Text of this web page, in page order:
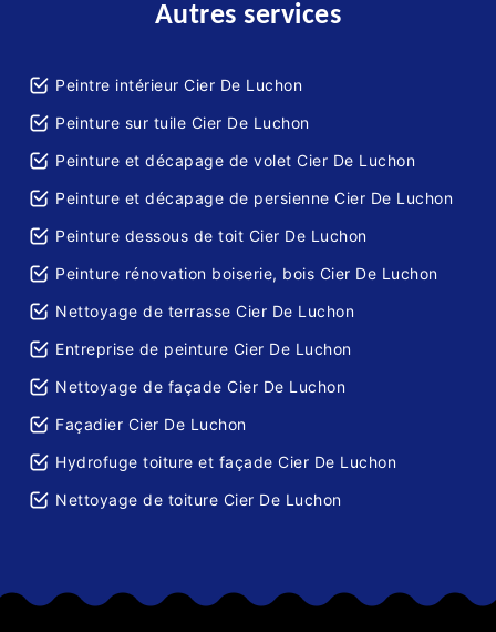
Autres services
Peintre intérieur Cier De Luchon
Peinture sur tuile Cier De Luchon
Peinture et décapage de volet Cier De Luchon
Peinture et décapage de persienne Cier De Luchon
Peinture dessous de toit Cier De Luchon
Peinture rénovation boiserie, bois Cier De Luchon
Nettoyage de terrasse Cier De Luchon
Entreprise de peinture Cier De Luchon
Nettoyage de façade Cier De Luchon
Façadier Cier De Luchon
Hydrofuge toiture et façade Cier De Luchon
Nettoyage de toiture Cier De Luchon